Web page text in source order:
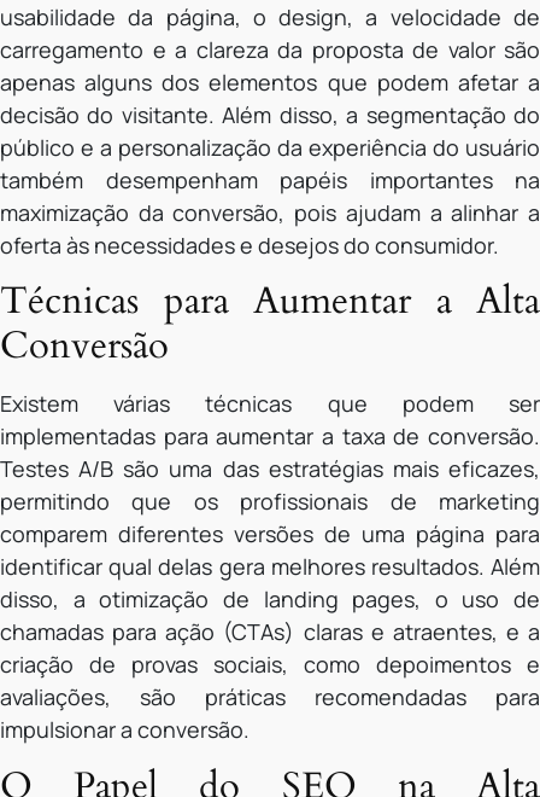
usabilidade da página, o design, a velocidade de
carregamento e a clareza da proposta de valor são
apenas alguns dos elementos que podem afetar a
decisão do visitante. Além disso, a segmentação do
público e a personalização da experiência do usuário
também desempenham papéis importantes na
maximização da conversão, pois ajudam a alinhar a
oferta às necessidades e desejos do consumidor.
Técnicas para Aumentar a Alta
Conversão
Existem várias técnicas que podem ser
implementadas para aumentar a taxa de conversão.
Testes A/B são uma das estratégias mais eficazes,
permitindo que os profissionais de marketing
comparem diferentes versões de uma página para
identificar qual delas gera melhores resultados. Além
disso, a otimização de landing pages, o uso de
chamadas para ação (CTAs) claras e atraentes, e a
criação de provas sociais, como depoimentos e
avaliações, são práticas recomendadas para
impulsionar a conversão.
O Papel do SEO na Alta